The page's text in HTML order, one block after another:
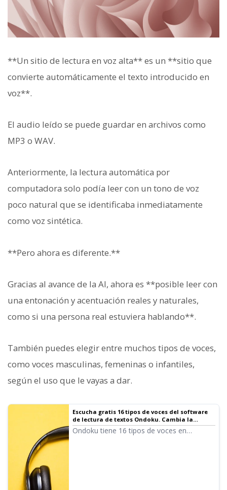
**Un sitio de lectura en voz alta** es un **sitio que
convierte automáticamente el texto introducido en
voz**.
El audio leído se puede guardar en archivos como
MP3 o WAV.
Anteriormente, la lectura automática por
computadora solo podía leer con un tono de voz
poco natural que se identificaba inmediatamente
como voz sintética.
**Pero ahora es diferente.**
Gracias al avance de la AI, ahora es **posible leer con
una entonación y acentuación reales y naturales,
como si una persona real estuviera hablando**.
También puedes elegir entre muchos tipos de voces,
como voces masculinas, femeninas o infantiles,
según el uso que le vayas a dar.
Escucha gratis 16 tipos de voces del software
de lectura de textos Ondoku. Cambia la
impresión con variaciones de tono
Ondoku tiene 16 tipos de voces en